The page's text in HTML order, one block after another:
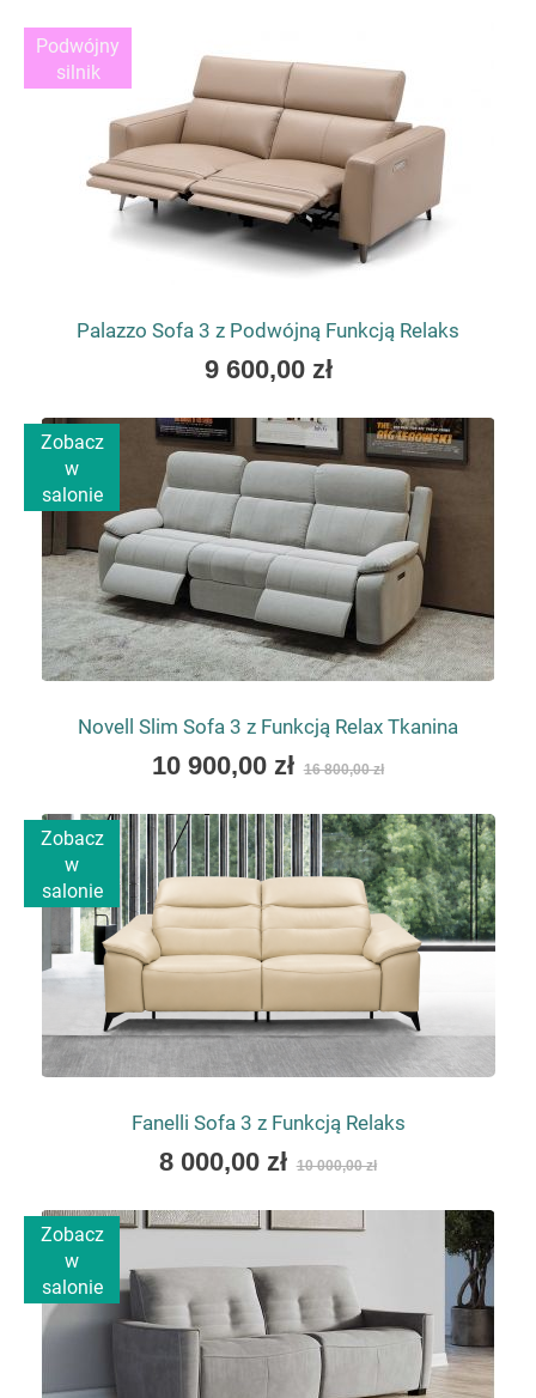
Podwójny
silnik
Palazzo Sofa 3 z Podwójną Funkcją Relaks
As
as
9 600,00 zł
Zobacz
w
salonie
Novell Slim Sofa 3 z Funkcją Relax Tkanina
As
as
10 900,00 zł 16 800,00 zł
Zobacz
w
salonie
Fanelli Sofa 3 z Funkcją Relaks
As
as
8 000,00 zł 10 000,00 zł
Zobacz
w
salonie